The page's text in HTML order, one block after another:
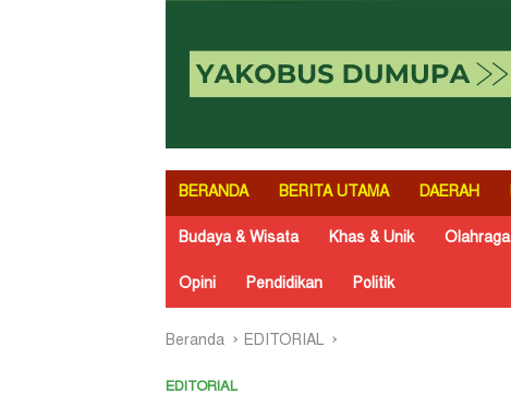
BERANDA BERITA UTAMA DAERAH
Budaya & Wisata Khas & Unik Olahraga
Opini Pendidikan Politik
Beranda EDITORIAL
EDITORIAL